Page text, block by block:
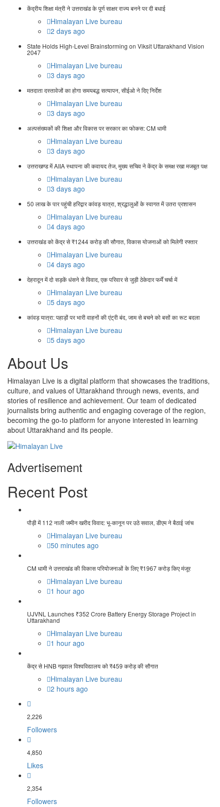
केंद्रीय शिक्षा मंत्री ने उत्तराखंड के पूर्ण साक्षर राज्य बनने पर दी बधाई
Himalayan Live bureau
2 days ago
State Holds High-Level Brainstorming on Viksit Uttarakhand Vision
2047
Himalayan Live bureau
3 days ago
मतदाता दस्तावेजों का होगा समयबद्ध सत्यापन, सीईओ ने दिए निर्देश
Himalayan Live bureau
3 days ago
अल्पसंख्यकों की शिक्षा और विकास पर सरकार का फोकस: CM धामी
Himalayan Live bureau
3 days ago
उत्तराखण्ड में AIIA स्थापना की कवायद तेज, मुख्य सचिव ने केंद्र के समक्ष रखा मजबूत पक्ष
Himalayan Live bureau
3 days ago
50 लाख के पार पहुंची हरिद्वार कांवड़ यात्रा, श्रद्धालुओं के स्वागत में उतरा प्रशासन
Himalayan Live bureau
4 days ago
उत्तराखंड को केंद्र से ₹1244 करोड़ की सौगात, विकास योजनाओं को मिलेगी रफ्तार
Himalayan Live bureau
4 days ago
देहरादून में दो सड़कें धंसने से विवाद, एक परिवार से जुड़ी ठेकेदार फर्में चर्चा में
Himalayan Live bureau
5 days ago
कांवड़ यात्रा: पहाड़ों पर भारी वाहनों की एंट्री बंद, जाम से बचने को बसों का रूट बदला
Himalayan Live bureau
5 days ago
About Us
Himalayan Live is a digital platform that showcases the traditions,
culture, and values of Uttarakhand through news, events, and
stories of resilience and achievement. Our team of dedicated
journalists bring authentic and engaging coverage of the region,
becoming the go-to platform for anyone interested in learning
about Uttarakhand and its people.
Advertisement
Recent Post
पौड़ी में 112 नाली जमीन खरीद विवाद: भू-कानून पर उठे सवाल, डीएम ने बैठाई जांच
Himalayan Live bureau
50 minutes ago
CM धामी ने उत्तराखंड की विकास परियोजनाओं के लिए ₹1967 करोड़ किए मंजूर
Himalayan Live bureau
1 hour ago
UJVNL Launches ₹352 Crore Battery Energy Storage Project in
Uttarakhand
Himalayan Live bureau
1 hour ago
केंद्र से HNB गढ़वाल विश्वविद्यालय को ₹459 करोड़ की सौगात
Himalayan Live bureau
2 hours ago
2,226
Followers
4,850
Likes
2,354
Followers